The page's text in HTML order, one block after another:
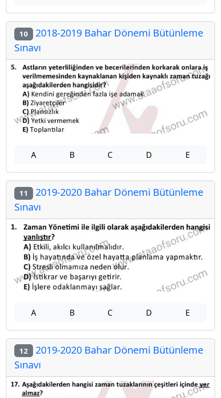
10 2018-2019 Bahar Dönemi Bütünleme
Sınavı
A B C D E
11 2019-2020 Bahar Dönemi Bütünleme
Sınavı
A B C D E
12 2019-2020 Bahar Dönemi Bütünleme
Sınavı